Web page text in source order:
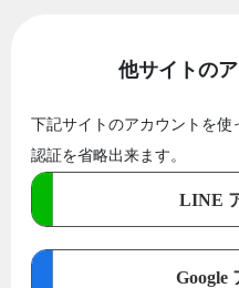
他サイトの
下記サイトのアカウントを
認証を省略出来ます。
LINE
Google